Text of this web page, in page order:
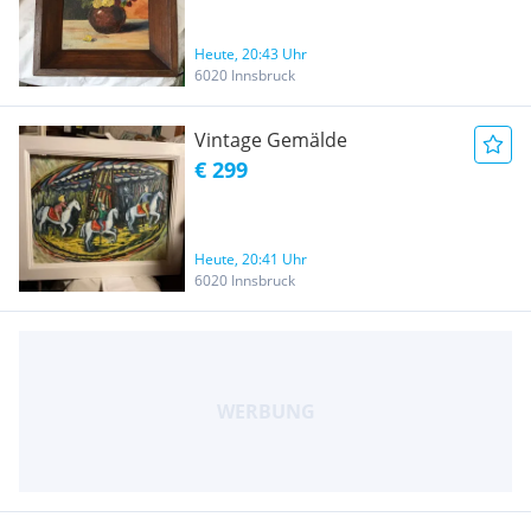
Heute, 20:43 Uhr
6020 Innsbruck
Vintage Gemälde
€ 299
Heute, 20:41 Uhr
6020 Innsbruck